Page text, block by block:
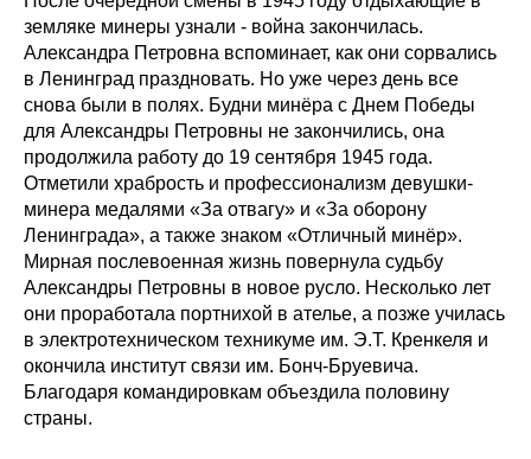
земляке минеры узнали - война закончилась.
Александра Петровна вспоминает, как они сорвались
в Ленинград праздновать. Но уже через день все
снова были в полях. Будни минёра с Днем Победы
для Александры Петровны не закончились, она
продолжила работу до 19 сентября 1945 года.
Отметили храбрость и профессионализм девушки-
минера медалями «За отвагу» и «За оборону
Ленинграда», а также знаком «Отличный минёр».
Мирная послевоенная жизнь повернула судьбу
Александры Петровны в новое русло. Несколько лет
они проработала портнихой в ателье, а позже училась
в электротехническом техникуме им. Э.Т. Кренкеля и
окончила институт связи им. Бонч-Бруевича.
Благодаря командировкам объездила половину
страны.